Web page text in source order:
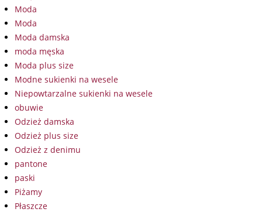
Moda
Moda
Moda damska
moda męska
Moda plus size
Modne sukienki na wesele
Niepowtarzalne sukienki na wesele
obuwie
Odzież damska
Odzież plus size
Odzież z denimu
pantone
paski
Piżamy
Płaszcze